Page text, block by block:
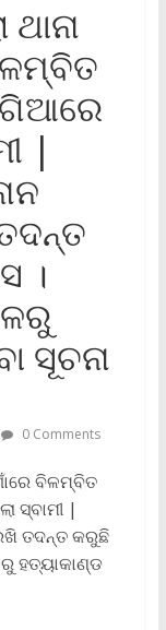
|
।
ସୂଚନା
0 Comments
ବିଳମ୍ବିତ
ସ୍ବାମୀ |
ତଦନ୍ତ କରୁଛି
ହତ୍ୟାକାଣ୍ଡ